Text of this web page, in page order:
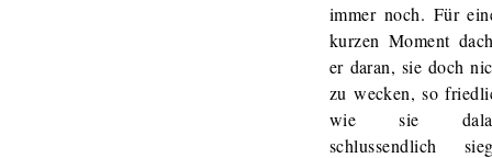
immer noch. Für
kurzen Moment
er daran, sie doch
zu wecken, so
wie sie
schlussendlich